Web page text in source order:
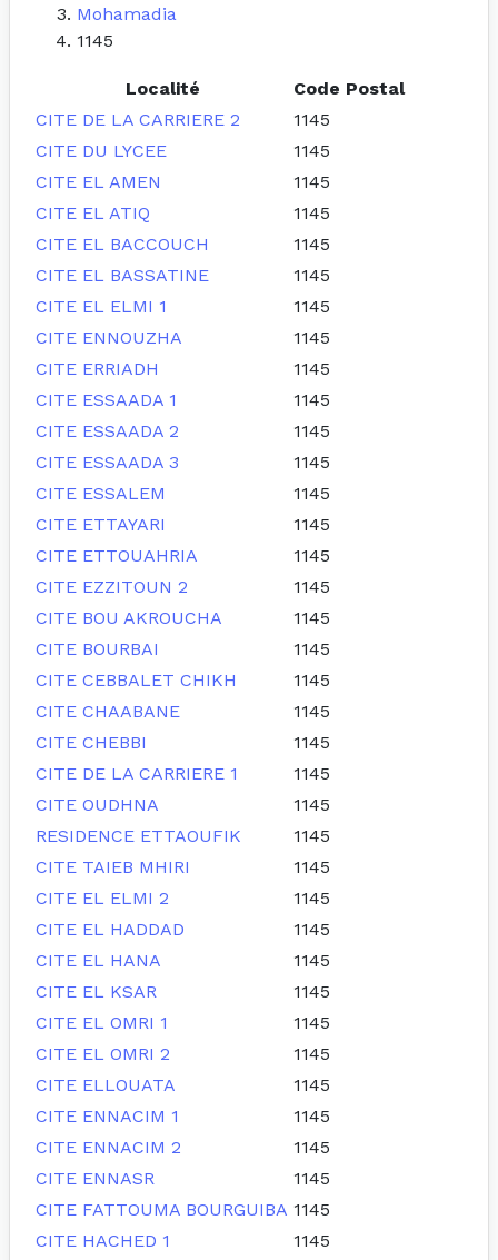
Mohamadia
1145
Localité
Code Postal
CITE DE LA CARRIERE 2
1145
CITE DU LYCEE
1145
CITE EL AMEN
1145
CITE EL ATIQ
1145
CITE EL BACCOUCH
1145
CITE EL BASSATINE
1145
CITE EL ELMI 1
1145
CITE ENNOUZHA
1145
CITE ERRIADH
1145
CITE ESSAADA 1
1145
CITE ESSAADA 2
1145
CITE ESSAADA 3
1145
CITE ESSALEM
1145
CITE ETTAYARI
1145
CITE ETTOUAHRIA
1145
CITE EZZITOUN 2
1145
CITE BOU AKROUCHA
1145
CITE BOURBAI
1145
CITE CEBBALET CHIKH
1145
CITE CHAABANE
1145
CITE CHEBBI
1145
CITE DE LA CARRIERE 1
1145
CITE OUDHNA
1145
RESIDENCE ETTAOUFIK
1145
CITE TAIEB MHIRI
1145
CITE EL ELMI 2
1145
CITE EL HADDAD
1145
CITE EL HANA
1145
CITE EL KSAR
1145
CITE EL OMRI 1
1145
CITE EL OMRI 2
1145
CITE ELLOUATA
1145
CITE ENNACIM 1
1145
CITE ENNACIM 2
1145
CITE ENNASR
1145
CITE FATTOUMA BOURGUIBA 1145
CITE HACHED 1
1145